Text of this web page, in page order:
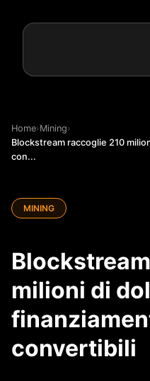
Home›Mining›
Blockstream raccoglie 210
con...
MINING
milioni di
convertibili